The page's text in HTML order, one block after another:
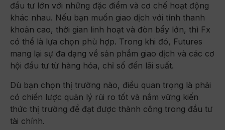
đầu tư lớn với những đặc điểm và cơ chế hoạt động
khác nhau. Nếu bạn muốn giao dịch với tính thanh
khoản cao, thời gian linh hoạt và đòn bẩy lớn, thì Fx
có thể là lựa chọn phù hợp. Trong khi đó, Futures
mang lại sự đa dạng về sản phẩm giao dịch và các cơ
hội đầu tư từ hàng hóa, chỉ số đến lãi suất.
Dù bạn chọn thị trường nào, điều quan trọng là phải
có chiến lược quản lý rủi ro tốt và nắm vững kiến
thức thị trường để đạt được thành công trong đầu tư
tài chính.